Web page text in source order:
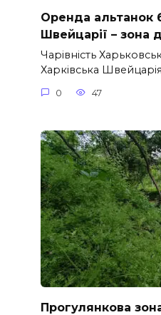
Оренда альтанок
Швейцарії – зона
Чарівність
Харківська Швейцарія
0 47
Прогулянкова